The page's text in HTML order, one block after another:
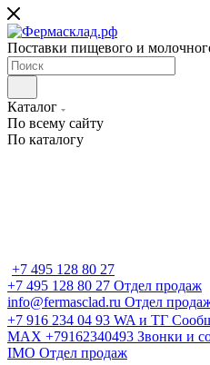
Поставки пищевого и
Каталог
По всему сайту
По каталогу
+7 495 128 80 27
+7 495 128 80 27 Отдел продаж
info@fermasclad.ru Отдел
+7 916 234 04 93 WA и ТГ
MAX +79162340493 Звонки и
IMO Отдел продаж